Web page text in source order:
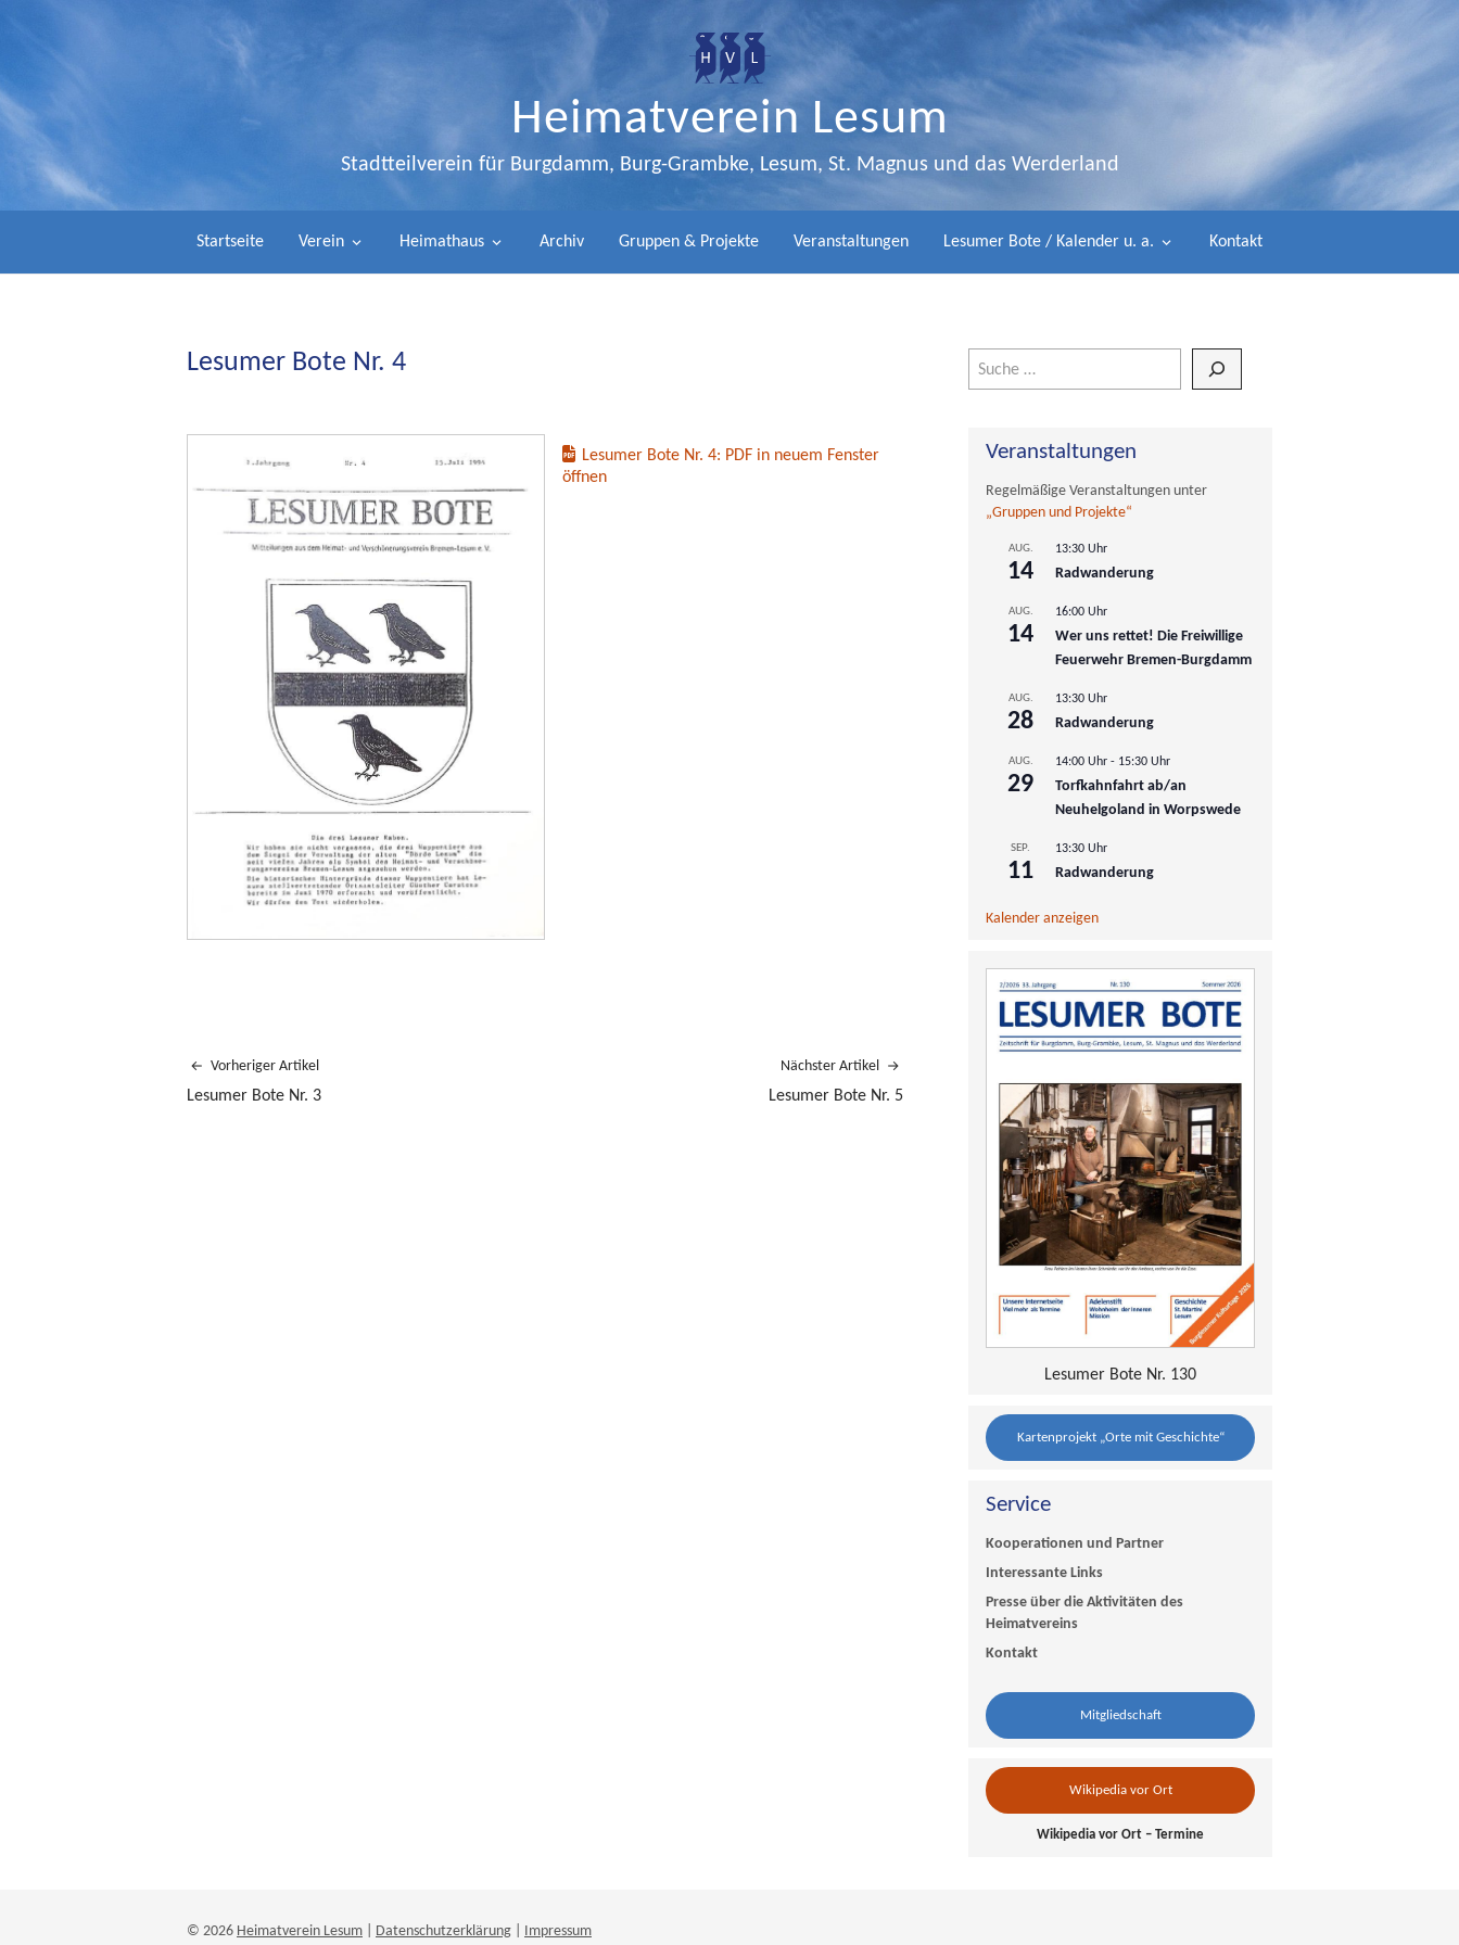
Heimatverein Lesum
Stadtteilverein für Burgdamm, Burg-Grambke, Lesum, St. Magnus und das Werderland
Startseite Verein Heimathaus Archiv Gruppen & Projekte Veranstaltungen Lesumer Bote / Kalender u. a. Kontakt
Lesumer Bote Nr. 4
Lesumer Bote Nr. 4: PDF in neuem Fenster
öffnen
Vorheriger Artikel
Lesumer Bote Nr. 3
Nächster Artikel
Lesumer Bote Nr. 5
Veranstaltungen
Regelmäßige Veranstaltungen unter
„Gruppen und Projekte“
AUG.
14
13:30 Uhr
Radwanderung
AUG.
14
16:00 Uhr
Wer uns rettet! Die Freiwillige
Feuerwehr Bremen-Burgdamm
AUG.
28
13:30 Uhr
Radwanderung
AUG.
29
14:00 Uhr - 15:30 Uhr
Torfkahnfahrt ab/an
Neuhelgoland in Worpswede
SEP.
11
13:30 Uhr
Radwanderung
Kalender anzeigen
Lesumer Bote Nr. 130
Kartenprojekt „Orte mit Geschichte“
Service
Kooperationen und Partner
Interessante Links
Presse über die Aktivitäten des
Heimatvereins
Kontakt
Mitgliedschaft
Wikipedia vor Ort
Wikipedia vor Ort – Termine
© 2026 Heimatverein Lesum Datenschutzerklärung Impressum